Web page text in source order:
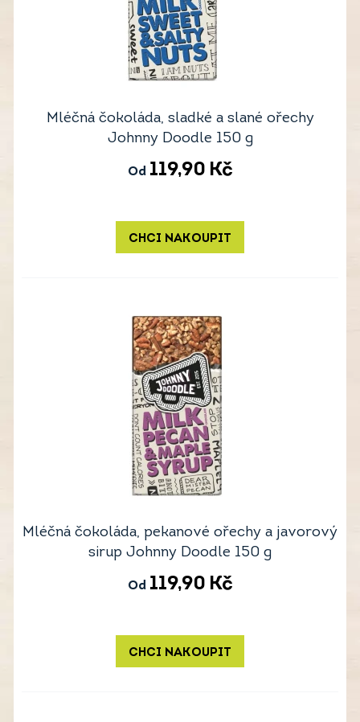
Mléčná čokoláda, sladké a slané ořechy
Johnny Doodle 150 g
Od 119,90 Kč
CHCI NAKOUPIT
Mléčná čokoláda, pekanové ořechy a javorový
sirup Johnny Doodle 150 g
Od 119,90 Kč
CHCI NAKOUPIT